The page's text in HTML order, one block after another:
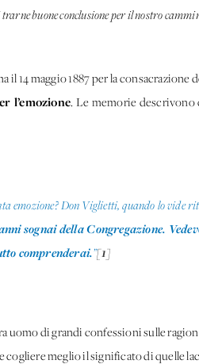
buone conclusione per il nostro
14 maggio 1887 per la consacrazione
l’emozione. Le memorie descrivono
emozione? Don Viglietti, quando lo vide
sognai della Congregazione.
comprenderai.”[1]
uomo di grandi confessioni sulle
cogliere meglio il significato di quelle